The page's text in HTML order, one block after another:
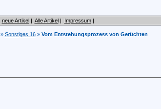
neue Artikel| Alle Artikel| Impressum|
» Sonstiges 16» Vom Entstehungsprozess von Gerüchten